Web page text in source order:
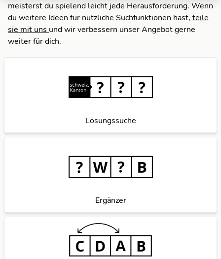
meisterst du spielend leicht jede Herausforderung. Wenn
du weitere Ideen für nützliche Suchfunktionen hast, teile
sie mit uns und wir verbessern unser Angebot gerne
weiter für dich.
Lösungssuche
Ergänzer